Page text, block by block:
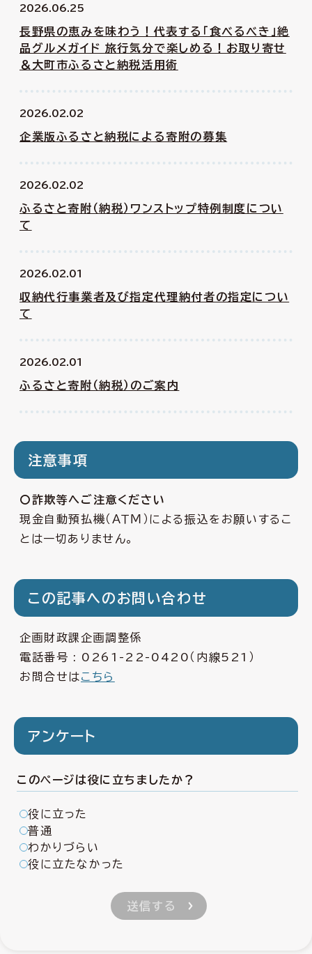
2026.06.25
長野県の恵みを味わう！代表する「食べるべき」絶
品グルメガイド 旅行気分で楽しめる！お取り寄せ
＆大町市ふるさと納税活用術
2026.02.02
企業版ふるさと納税による寄附の募集
2026.02.02
ふるさと寄附（納税）ワンストップ特例制度につい
て
2026.02.01
収納代行事業者及び指定代理納付者の指定につい
て
2026.02.01
ふるさと寄附（納税）のご案内
注意事項
〇詐欺等へご注意ください
現金自動預払機（ＡＴＭ）による振込をお願いするこ
とは一切ありません。
この記事へのお問い合わせ
企画財政課企画調整係
電話番号 : 0261-22-0420 （内線521）
お問合せはこちら
アンケート
このページは役に立ちましたか？
役に立った
普通
わかりづらい
役に立たなかった